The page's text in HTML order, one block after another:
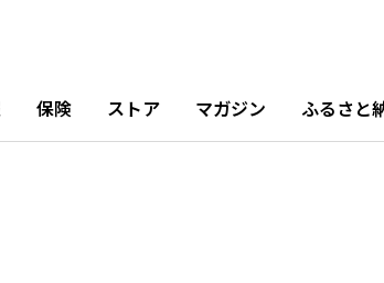
保険 ストア マガジン ふるさと